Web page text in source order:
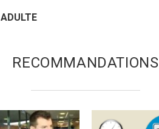
ADULTE
RECOMMANDATIONS